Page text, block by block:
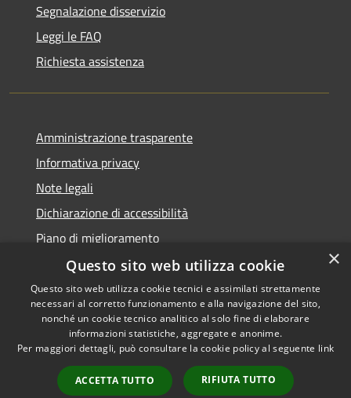
Segnalazione disservizio
Leggi le FAQ
Richiesta assistenza
Amministrazione trasparente
Informativa privacy
Note legali
Dichiarazione di accessibilità
Piano di miglioramento
Accessibilità
Privacy
Mappa del sito
Copyright © 2026 • Comune di
Castiglion Fiorentino •
Powered byMunicipium •
Accesso redazione
×
Questo sito web utilizza cookie
Questo sito web utilizza cookie tecnici e assimilati strettamente
necessari al corretto funzionamento e alla navigazione del sito,
nonché un cookie tecnico analitico al solo fine di elaborare
informazioni statistiche, aggregate e anonime.
Per maggiori dettagli, può consultare la cookie policy al seguente link
ACCETTA TUTTO RIFIUTA TUTTO